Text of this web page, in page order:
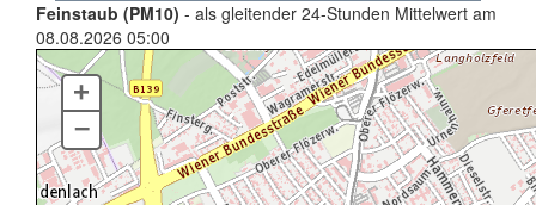
Feinstaub (PM10) - als gleitender 24-Stunden Mittelwert am
08.08.2026 05:00
+
–